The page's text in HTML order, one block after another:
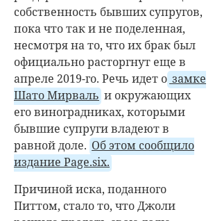
собственность бывших супругов,
пока что так и не поделенная,
несмотря на то, что их брак был
официально расторгнут еще в
апреле 2019-го. Речь идет о замке
Шато Мирваль и окружающих
его виноградниках, которыми
бывшие супруги владеют в
равной доле. Об этом сообщило
издание Page.six.
Причиной иска, поданного
Питтом, стало то, что Джоли